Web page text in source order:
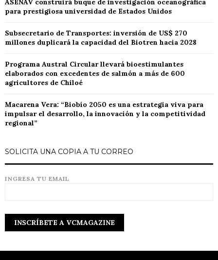
ASENAV construirá buque de investigación oceanográfica
para prestigiosa universidad de Estados Unidos
Subsecretario de Transportes: inversión de US$ 270
millones duplicará la capacidad del Biotren hacia 2028
Programa Austral Circular llevará bioestimulantes
elaborados con excedentes de salmón a más de 600
agricultores de Chiloé
Macarena Vera: “Biobío 2050 es una estrategia viva para
impulsar el desarrollo, la innovación y la competitividad
regional”
SOLICITA UNA COPIA A TU CORREO
INGRESA TU EMAIL